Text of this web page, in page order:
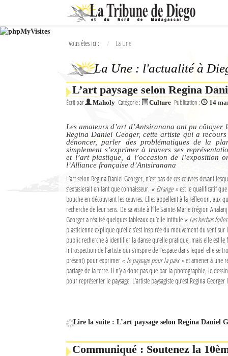
Ok
L'actualité à Diego Suarez
Vous êtes ici : La Une
La Une : l'actualité à
L’art paysage selon Regina
Écrit par Maholy Catégorie : Culture Publication : 14
Les amateurs d’art d’Antsiranana ont pu côtoyer
Regina Daniel Geoger, cette artiste qui a
dénoncer, parler des problématiques de la
simplement s’exprimer à travers ses
et l’art plastique, à l’occasion de l’exposition
l’Alliance française d’Antsiranana
L’art selon Regina Daniel Georger, n’est pas de ces œuvres devant
s’extasierait en tant que connaisseur. « Etrange »est le qualificatif
bouche en découvrant les œuvres. Elles appellent à la réflexion, aux
recherche de leur sens. De sa visite à l’île Sainte-Marie (région
Georger a réalisé quelques tableaux qu’elle intitule « Les herbes
plasticienne explique qu’elle s’est inspirée du mouvement du vent sur
public recherche à identifier la danse qu’elle pratique, mais elle est le
introspection de l’artiste qui s’inspire de l’espace dans lequel elle se
présent) pour exprimer « le paysage pour la paix »et amener à une
partage de la terre. Il n’y a donc pas que par la photographie, le
pour représenter le paysage. L’artiste paysagiste qu’est Regina
Lire la suite : L’art paysage selon Regina Daniel
Communiqué : Soutenez la